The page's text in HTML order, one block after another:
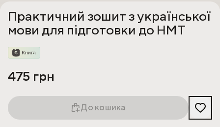
Практичний зошит з української
мови для підготовки до НМТ
475 грн
До кошика